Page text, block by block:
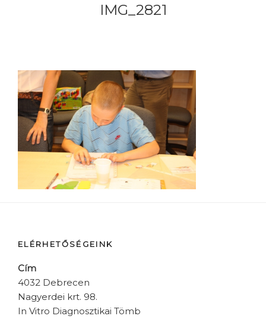
IMG_2821
ELÉRHETŐSÉGEINK
Cím
4032 Debrecen
Nagyerdei krt. 98.
In Vitro Diagnosztikai Tömb